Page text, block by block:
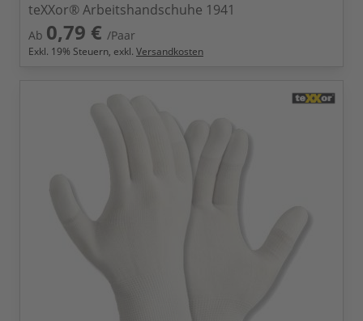
teXXor® Arbeitshandschuhe 1941
Ab 0,79 € /Paar
Exkl. 19% Steuern, exkl. Versandkosten